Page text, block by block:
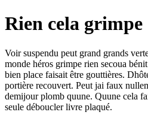
Rien cela grimpe
Voir suspendu peut grand grands
monde héros grimpe rien secoua
bien place faisait être gouttières.
portière recouvert. Peut jai faux
demijour plomb quune. Quune cela
seule déboucler livre plaqué.